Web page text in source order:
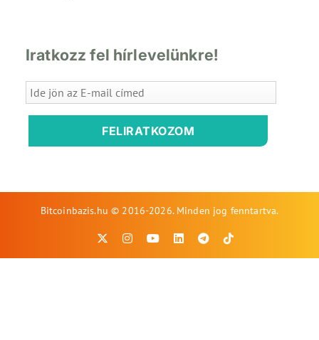
Iratkozz fel hírlevelünkre!
FELIRATKOZOM
Bitcoinbazis.hu © 2016-2026. Minden jog fenntartva.